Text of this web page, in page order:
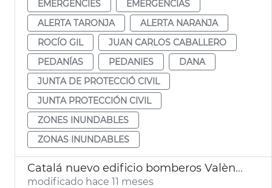
EMERGENCIES
EMERGENCIAS
ALERTA TARONJA
ALERTA NARANJA
ROCÍO GIL
JUAN CARLOS CABALLERO
PEDANÍAS
PEDANIES
DANA
JUNTA DE PROTECCIÓ CIVIL
JUNTA PROTECCIÓN CIVIL
ZONES INUNDABLES
ZONAS INUNDABLES
Catalá nuevo edificio bomberos València
modificado hace 11 meses